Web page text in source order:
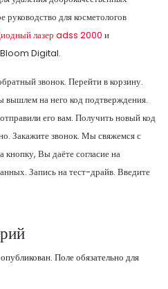
для косметологов
лазер adss 2000 и
Bloom Digital.
звонок. Перейти в корзину.
на него код подтверждения.
его вам. Получить новый код
Закажите звонок. Мы свяжемся с
Вы даёте согласие на
Запись на тест-драйв. Введите
Поле обязательно для